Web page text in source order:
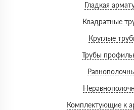
Гладкая
Квадратные
Круглые
Трубы
Комплектующие к